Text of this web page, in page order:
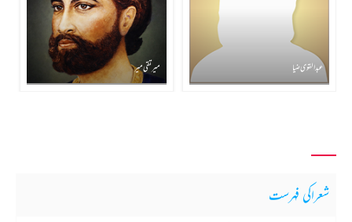
عبدالقوی ضیا میر تقی میر
شعراکی فہرست